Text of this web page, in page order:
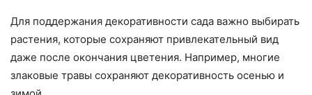
Для поддержания декоративности сада важно выбирать
растения, которые сохраняют привлекательный вид
даже после окончания цветения. Например, многие
злаковые травы сохраняют декоративность осенью и